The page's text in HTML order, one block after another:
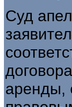
Суд
аренды,